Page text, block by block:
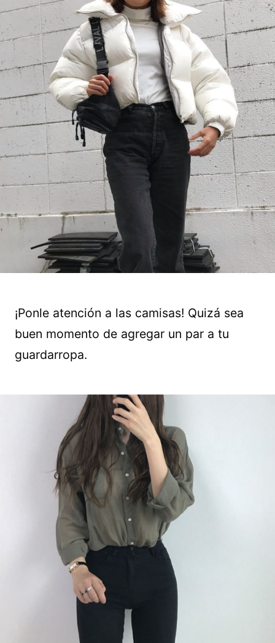
¡Ponle atención a las camisas! Quizá sea
buen momento de agregar un par a tu
guardarropa.